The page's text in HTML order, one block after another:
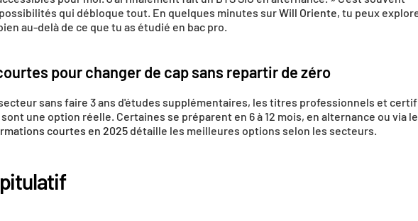
qui débloque tout. En quelques minutes sur Will Oriente, tu peux
au-delà de ce que tu as étudié en bac pro.
pour changer de cap sans repartir de zéro
sans faire 3 ans d'études supplémentaires, les titres professionnels et
sont une option réelle. Certaines se préparent en 6 à 12 mois, en alternance ou via le
courtes en 2025 détaille les meilleures options selon les secteurs.